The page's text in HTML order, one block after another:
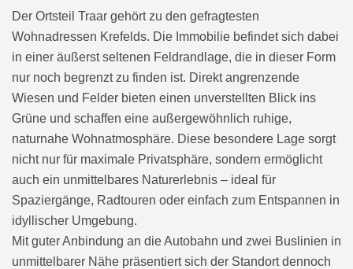
Der Ortsteil Traar gehört zu den gefragtesten
Wohnadressen Krefelds. Die Immobilie befindet sich dabei
in einer äußerst seltenen Feldrandlage, die in dieser Form
nur noch begrenzt zu finden ist. Direkt angrenzende
Wiesen und Felder bieten einen unverstellten Blick ins
Grüne und schaffen eine außergewöhnlich ruhige,
naturnahe Wohnatmosphäre. Diese besondere Lage sorgt
nicht nur für maximale Privatsphäre, sondern ermöglicht
auch ein unmittelbares Naturerlebnis – ideal für
Spaziergänge, Radtouren oder einfach zum Entspannen in
idyllischer Umgebung.
Mit guter Anbindung an die Autobahn und zwei Buslinien in
unmittelbarer Nähe präsentiert sich der Standort dennoch